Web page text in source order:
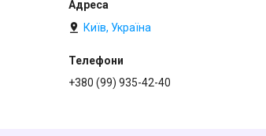
Київ, Україна
+380 (99) 935-42-40